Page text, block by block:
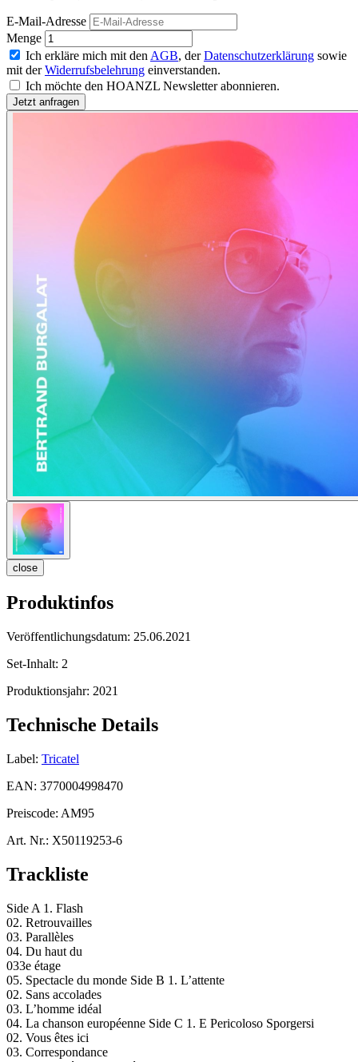
E-Mail-Adresse
Menge
Ich erkläre mich mit den AGB, derDatenschutzerklärung sowie
mit derWiderrufsbelehrung einverstanden.
Ich möchte den HOANZL Newsletter abonnieren.
close
Produktinfos
Veröffentlichungsdatum: 25.06.2021
Set-Inhalt: 2
Produktionsjahr: 2021
Technische Details
Label: Tricatel
EAN: 3770004998470
Preiscode: AM95
Art. Nr.: X50119253-6
Trackliste
Side A 1. Flash
02. Retrouvailles
03. Parallèles
04. Du haut du
033e étage
05. Spectacle du monde Side B 1. L’attente
02. Sans accolades
03. L’homme idéal
04. La chanson européenne Side C 1. E Pericoloso Sporgersi
02. Vous êtes ici
03. Correspondance